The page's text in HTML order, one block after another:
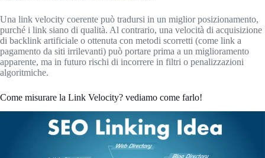
Una link velocity coerente può tradursi in un miglior posizionamento,
purché i link siano di qualità. Al contrario, una velocità di acquisizione
di backlink artificiale o ottenuta con metodi scorretti (come link a
pagamento da siti irrilevanti) può portare prima a un miglioramento
apparente, ma in futuro rischi di incorrere in filtri o penalizzazioni
algoritmiche.
Come misurare la Link Velocity? vediamo come farlo!